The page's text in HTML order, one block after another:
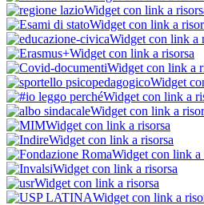
Widget con link a
Widget con link a
Widget con link a
Widget con link a risorsa
Widget con link a
Widget
Widget con link a
Widget con link a
Widget con link a risorsa
Widget con link a risorsa
Widget con link a
Widget con link a risorsa
Widget con link a risorsa
Widget con link a